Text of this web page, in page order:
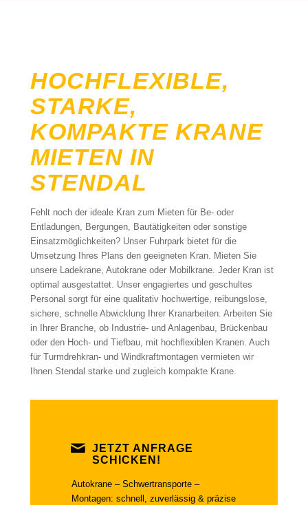
HOCHFLEXIBLE,
STARKE,
KOMPAKTE KRANE
MIETEN IN
STENDAL
Fehlt noch der ideale Kran zum Mieten für Be- oder
Entladungen, Bergungen, Bautätigkeiten oder sonstige
Einsatzmöglichkeiten? Unser Fuhrpark bietet für die
Umsetzung Ihres Plans den geeigneten Kran. Mieten Sie
unsere Ladekrane, Autokrane oder Mobilkrane. Jeder Kran ist
optimal ausgestattet. Unser engagiertes und geschultes
Personal sorgt für eine qualitativ hochwertige, reibungslose,
sichere, schnelle Abwicklung Ihrer Kranarbeiten. Arbeiten Sie
in Ihrer Branche, ob Industrie- und Anlagenbau, Brückenbau
oder den Hoch- und Tiefbau, mit hochflexiblen Kranen. Auch
für Turmdrehkran- und Windkraftmontagen vermieten wir
Ihnen Stendal starke und zugleich kompakte Krane.
JETZT ANFRAGE
SCHICKEN!
Autokrane – Schwertransporte –
Montagen: schnell, zuverlässig & präzise